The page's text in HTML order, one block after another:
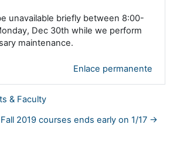
unavailable briefly between 8:00-
Dec 30th while we perform
maintenance.
Enlace permanente
& Faculty
2019 courses ends early on 1/17 →